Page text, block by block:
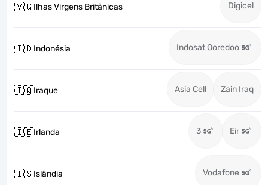
🇻🇬Ilhas Virgens Britânicas Digicel
🇮🇩Indonésia Indosat Ooredoo
🇮🇶Iraque Asia Cell Zain Iraq
🇮🇪Irlanda 3 Eir
🇮🇸Islândia Vodafone